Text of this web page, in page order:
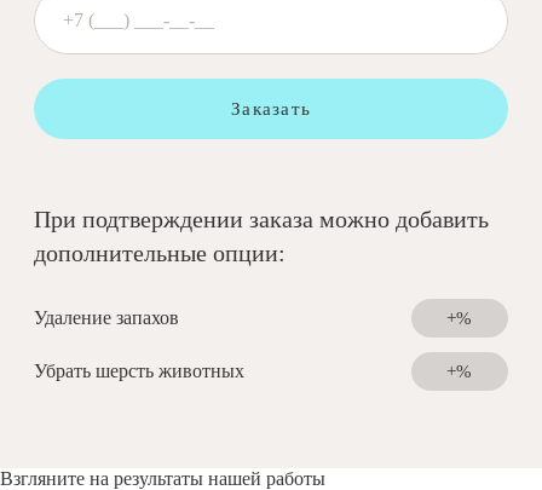
Заказать
При подтверждении заказа можно добавить
дополнительные опции:
Удаление запахов +%
Убрать шерсть животных +%
Взгляните на результаты нашей работы